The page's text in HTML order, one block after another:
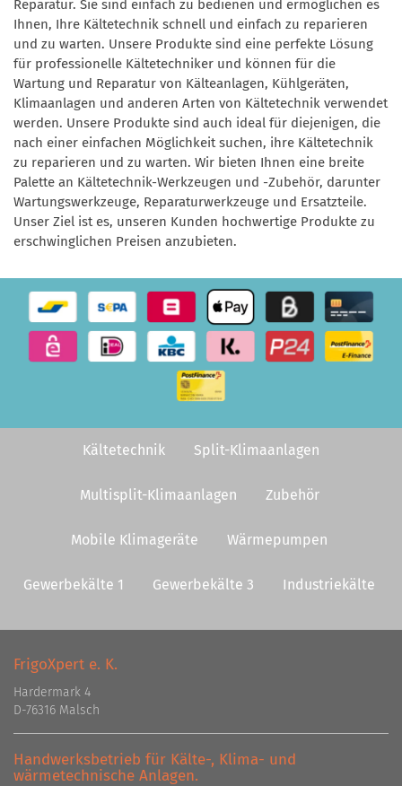
Reparatur. Sie sind einfach zu bedienen und ermöglichen es
Ihnen, Ihre Kältetechnik schnell und einfach zu reparieren
und zu warten. Unsere Produkte sind eine perfekte Lösung
für professionelle Kältetechniker und können für die
Wartung und Reparatur von Kälteanlagen, Kühlgeräten,
Klimaanlagen und anderen Arten von Kältetechnik verwendet
werden. Unsere Produkte sind auch ideal für diejenigen, die
nach einer einfachen Möglichkeit suchen, ihre Kältetechnik
zu reparieren und zu warten. Wir bieten Ihnen eine breite
Palette an Kältetechnik-Werkzeugen und -Zubehör, darunter
Wartungswerkzeuge, Reparaturwerkzeuge und Ersatzteile.
Unser Ziel ist es, unseren Kunden hochwertige Produkte zu
erschwinglichen Preisen anzubieten.
Kältetechnik Split-Klimaanlagen
Multisplit-Klimaanlagen Zubehör
Mobile Klimageräte Wärmepumpen
Gewerbekälte 1 Gewerbekälte 3 Industriekälte
FrigoXpert e. K.
Hardermark 4
D-76316 Malsch
Handwerksbetrieb für Kälte-, Klima- und
wärmetechnische Anlagen.